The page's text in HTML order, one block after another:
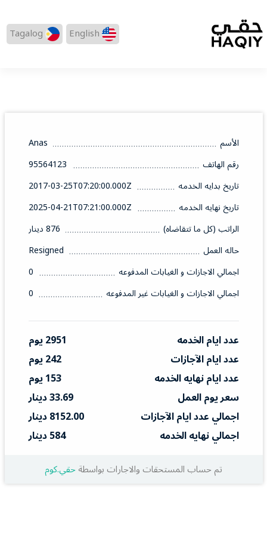
English
Tagalog
الأسم
Anas
رقم الهاتف
95564123
تاريخ بدايه الخدمه
2017-03-25T07:20:00.000Z
تاريخ نهايه الخدمه
2025-04-21T07:21:00.000Z
الراتب (كل ما تتقاضاه)
876 دينار
حاله العمل
Resigned
اجمالي الاجازات و الغيابات المدفوعه
0
اجمالي الاجازات و الغيابات غير المدفوعه
0
عدد ايام الخدمه
2951 يوم
عدد ايام الآجازات
242 يوم
عدد ايام نهايه الخدمه
153 يوم
سعر يوم العمل
33.69 دينار
اجمالي عدد ايام الآجازات
8152.00 دينار
اجمالي نهايه الخدمه
584 دينار
تم حساب المستحقات والاجارات بواسطةحقي.كوم